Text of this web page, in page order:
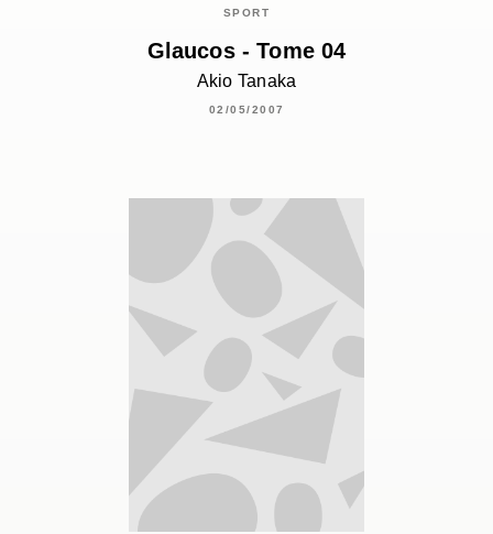
SPORT
Glaucos - Tome 04
Akio Tanaka
02/05/2007